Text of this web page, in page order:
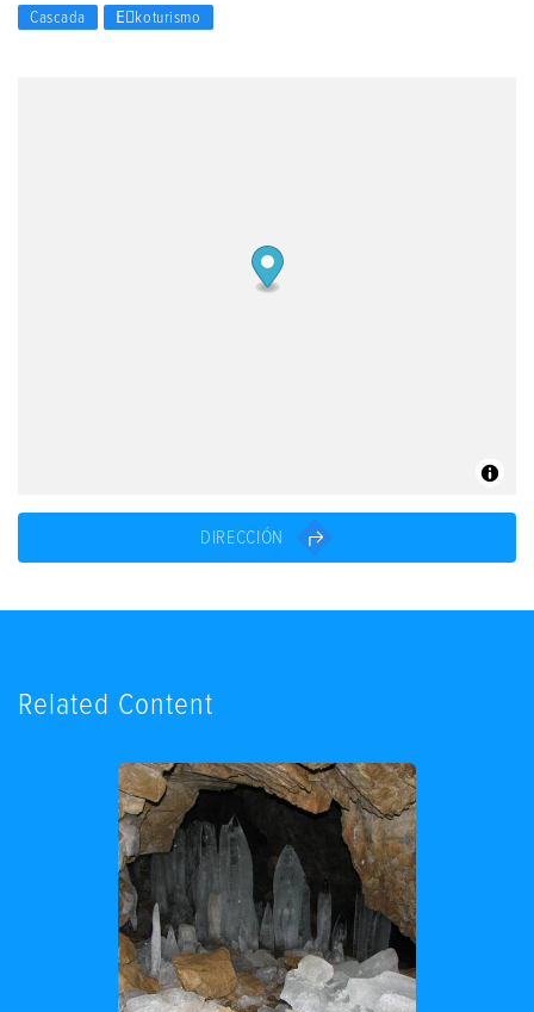
DIRECCIÓN
Cascada Eٍkoturismo
Related Content